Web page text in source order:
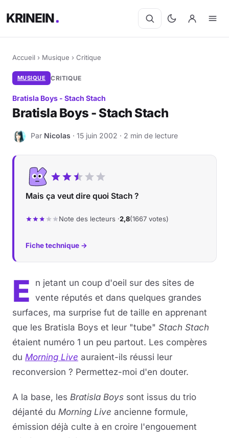
KRINEIN
Accueil › Musique › Critique
MUSIQUE CRITIQUE
Bratisla Boys - Stach Stach
Bratisla Boys - Stach Stach
N Par Nicolas · 15 juin 2002 · 2 min de lecture
Mais ça veut dire quoi Stach ?
Note des lecteurs ·2,8(1667 votes)
Fiche technique →
E
n jetant un coup d'oeil sur des sites de
vente réputés et dans quelques grandes
surfaces, ma surprise fut de taille en apprenant
que les Bratisla Boys et leur "tube" Stach Stach
étaient numéro 1 un peu partout. Les compères
du Morning Live auraient-ils réussi leur
reconversion ? Permettez-moi d'en douter.
A la base, les Bratisla Boys sont issus du trio
déjanté du Morning Live ancienne formule,
émission déjà culte à en croire l'engouement